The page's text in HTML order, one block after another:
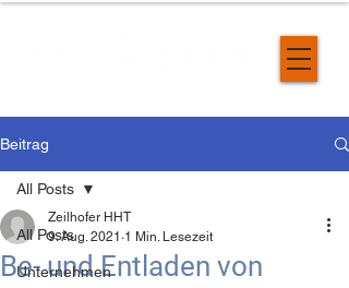
Beitrag
All Posts
Unternehmen
All Posts
Be- und Entladen von
Zeilhofer HHT
9. Aug. 2021 1 Min. Lesezeit